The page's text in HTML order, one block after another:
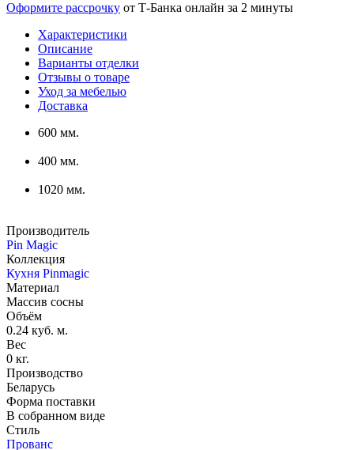
Оформите рассрочку от Т-Банка онлайн за 2 минуты
Характеристики
Описание
Варианты отделки
Отзывы о товаре
Уход за мебелью
Доставка
600 мм.
400 мм.
1020 мм.
Производитель
Pin Magic
Коллекция
Кухня Pinmagic
Материал
Массив сосны
Объём
0.24 куб. м.
Вес
0 кг.
Производство
Беларусь
Форма поставки
В собранном виде
Стиль
Прованс